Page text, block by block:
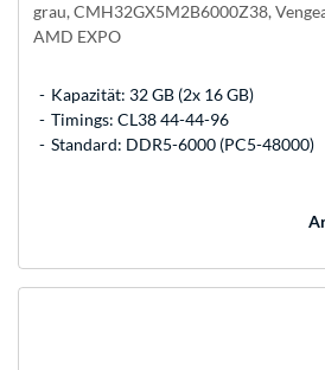
grau, CMH32GX5M2B6000Z38,
AMD EXPO
Kapazität: 32 GB (2x 16 GB)
Timings: CL38 44-44-96
Standard: DDR5-6000 (PC5-48000)